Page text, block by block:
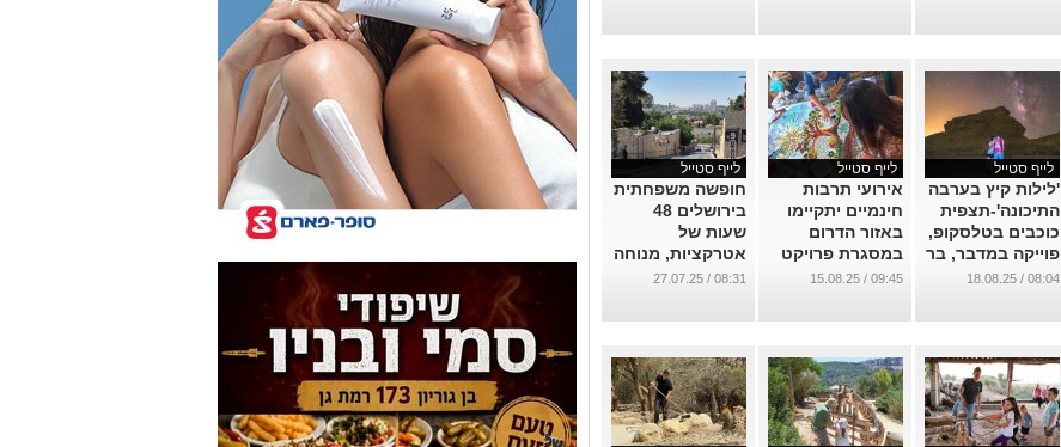
...
לייף סטייל
'לילות קיץ בערבה
התיכונה'-תצפית
כוכבים בטלסקופ,
פוייקה במדבר, בר
רחוב לילי ועוד
08:04 / 18.08.25
לייף סטייל
אירועי תרבות
חינמיים יתקיימו
באזור הדרום
במסגרת פרויקט
"שביל תרבות"
09:45 / 15.08.25
לייף סטייל
חופשה משפחתית
בירושלים 48
שעות של
אטרקציות, מנוחה
ואווירה בעיר
...
08:31 / 27.07.25